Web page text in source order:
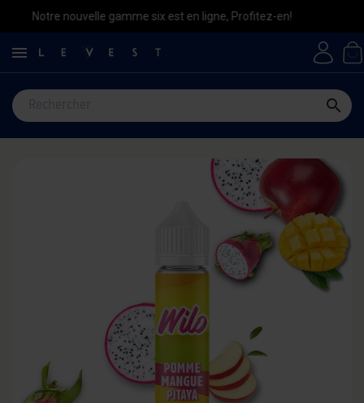
nouvelle gamme six est en ligne, Profitez-en!

search